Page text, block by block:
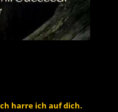
harre ich auf dich.